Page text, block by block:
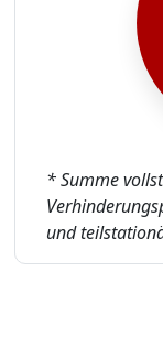
* Summe
und